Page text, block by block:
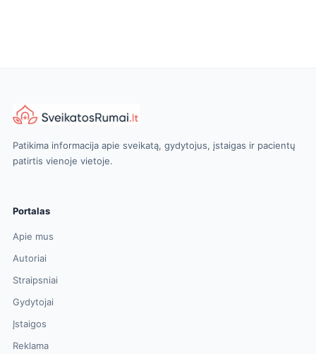
Patikima informacija apie sveikatą, gydytojus, įstaigas ir pacientų
patirtis vienoje vietoje.
Portalas
Apie mus
Autoriai
Straipsniai
Gydytojai
Įstaigos
Reklama